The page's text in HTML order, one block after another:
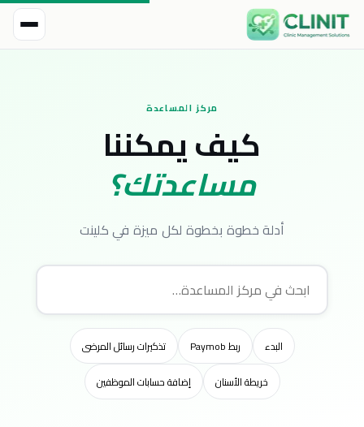
مركز المساعدة
كيف يمكننا
مساعدتك؟
أدلة خطوة بخطوة لكل ميزة في كلينت
البدء ربط Paymob
تذكيرات رسائل المرضى
خريطة الأسنان
إضافة حسابات الموظفين